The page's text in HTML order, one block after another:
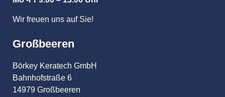
Wir freuen uns auf Sie!
Großbeeren
Börkey Keratech GmbH
Bahnhofstraße 6
14979 Großbeeren